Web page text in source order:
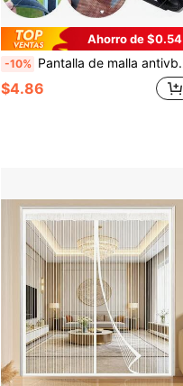
Ahorro de $0.54
-10% Pantalla de malla antivbnosquitos removible para ventana, sin necesidad de perforación, cortina de malla negra transpirable, reutilizable con , cortina de ventana anti mosca, protección de insectos multiusos para interiores y exteriores, apta para todo el año, fácil de limpiar y decorar
$4.86